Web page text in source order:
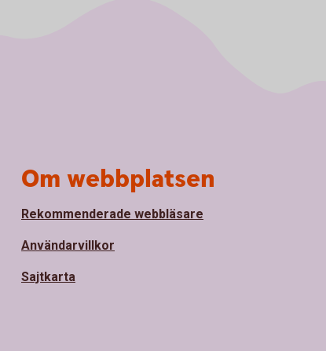
Om webbplatsen
Rekommenderade webbläsare
Användarvillkor
Sajtkarta